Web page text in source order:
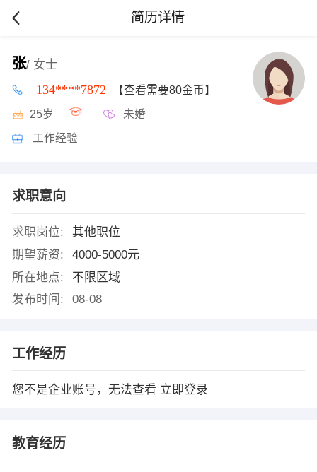
简历详情
张/ 女士
134****7872 【查看需要80金币】
25岁 未婚
工作经验
求职意向
求职岗位:
其他职位
期望薪资:
4000-5000元
所在地点:
不限区域
发布时间:
08-08
工作经历
您不是企业账号，无法查看 立即登录
教育经历